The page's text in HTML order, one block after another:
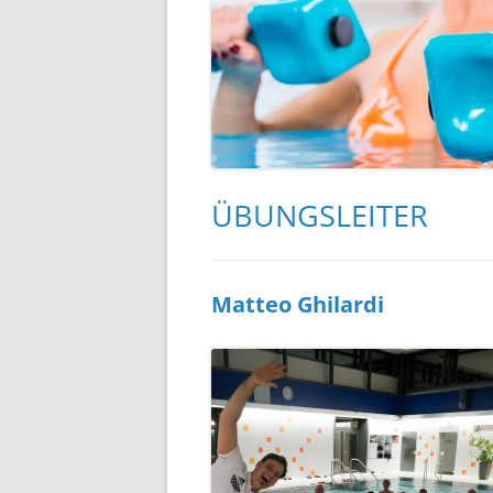
ÜBUNGSLEITER
Matteo Ghilardi